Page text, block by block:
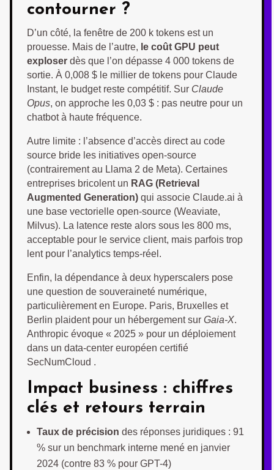
contourner ?
D’un côté, la fenêtre de 200 k tokens est un
prouesse. Mais de l’autre, le coût GPU peut
exploser dès que l’on dépasse 4 000 tokens de
sortie. À 0,008 $ le millier de tokens pour Claude
Instant, le budget reste compétitif. Sur Claude
Opus, on approche les 0,03 $ : pas neutre pour un
chatbot à haute fréquence.
Autre limite : l’absence d’accès direct au code
source bride les initiatives open-source
(contrairement au Llama 2 de Meta). Certaines
entreprises bricolent un RAG (Retrieval
Augmented Generation) qui associe Claude.ai à
une base vectorielle open-source (Weaviate,
Milvus). La latence reste alors sous les 800 ms,
acceptable pour le service client, mais parfois trop
lent pour l’analytics temps-réel.
Enfin, la dépendance à deux hyperscalers pose
une question de souveraineté numérique,
particulièrement en Europe. Paris, Bruxelles et
Berlin plaident pour un hébergement sur Gaia-X.
Anthropic évoque « 2025 » pour un déploiement
dans un data-center européen certifié
SecNumCloud .
Impact business : chiffres
clés et retours terrain
Taux de précision des réponses juridiques : 91
% sur un benchmark interne mené en janvier
2024 (contre 83 % pour GPT-4)